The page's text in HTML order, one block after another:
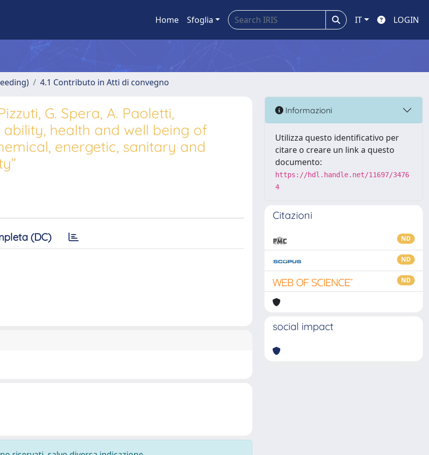
Home Sfoglia IT LOGIN
4.1 Contributo in Atti di convegno
G. Spera, A. Paoletti,
health and well being of
energetic, sanitary and
(DC)
Informazioni
Utilizza questo identificativo per
citare o creare un link a questo
documento:
https://hdl.handle.net/11697/3476
4
Citazioni
ND
ND
ND
social impact